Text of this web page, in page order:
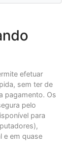
Diez 1589"
second payer
,
,
,
: null ,
efetuar
sem ter de
pagamento. Os
pelo
para
e em quase